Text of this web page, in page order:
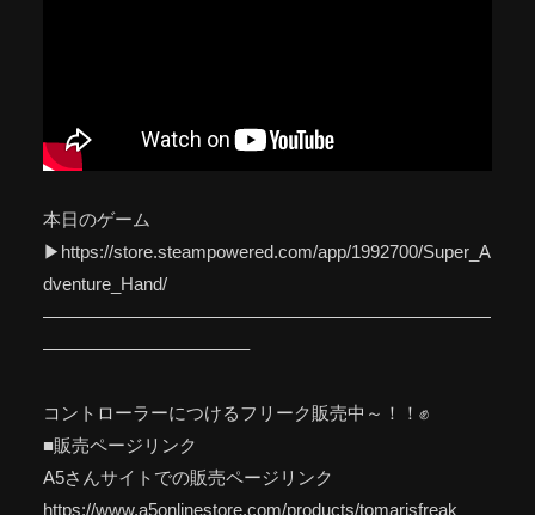
本日のゲーム
▶https://store.steampowered.com/app/1992700/Super_A
dventure_Hand/
—————————————————————————
———————————–
コントローラーにつけるフリーク販売中～！！✊️
■販売ページリンク
A5さんサイトでの販売ページリンク
https://www.a5onlinestore.com/products/tomarisfreak